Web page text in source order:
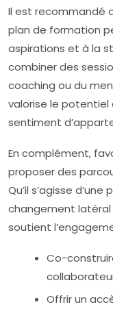
Il est recommandé
plan de formation
aspirations et à la
combiner des
coaching ou du
valorise le
sentiment
En complément,
proposer des
Qu’il s’agisse
changement
soutient
Co-
Offrir un